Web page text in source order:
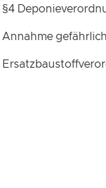
§4
Annahme